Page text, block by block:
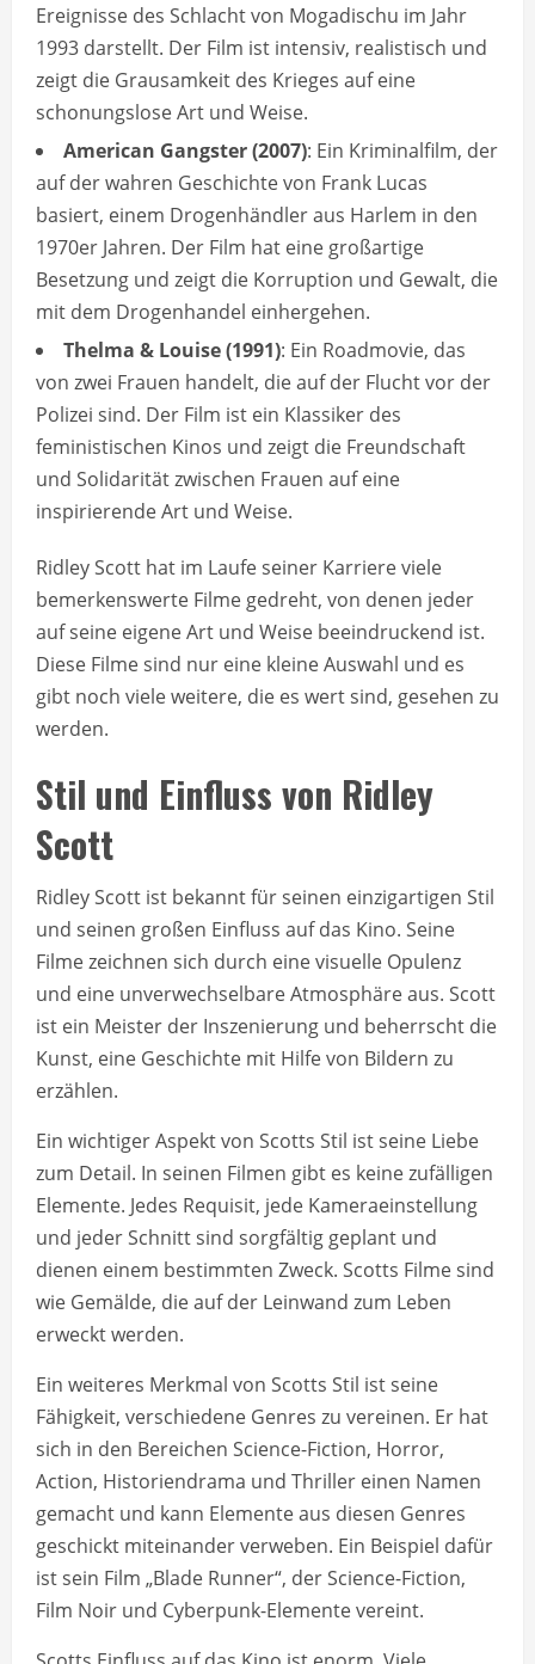
Ereignisse des Schlacht von Mogadischu im Jahr
1993 darstellt. Der Film ist intensiv, realistisch und
zeigt die Grausamkeit des Krieges auf eine
schonungslose Art und Weise.
American Gangster (2007): Ein Kriminalfilm, der
auf der wahren Geschichte von Frank Lucas
basiert, einem Drogenhändler aus Harlem in den
1970er Jahren. Der Film hat eine großartige
Besetzung und zeigt die Korruption und Gewalt, die
mit dem Drogenhandel einhergehen.
Thelma & Louise (1991): Ein Roadmovie, das
von zwei Frauen handelt, die auf der Flucht vor der
Polizei sind. Der Film ist ein Klassiker des
feministischen Kinos und zeigt die Freundschaft
und Solidarität zwischen Frauen auf eine
inspirierende Art und Weise.
Ridley Scott hat im Laufe seiner Karriere viele
bemerkenswerte Filme gedreht, von denen jeder
auf seine eigene Art und Weise beeindruckend ist.
Diese Filme sind nur eine kleine Auswahl und es
gibt noch viele weitere, die es wert sind, gesehen zu
werden.
Stil und Einfluss von Ridley
Scott
Ridley Scott ist bekannt für seinen einzigartigen Stil
und seinen großen Einfluss auf das Kino. Seine
Filme zeichnen sich durch eine visuelle Opulenz
und eine unverwechselbare Atmosphäre aus. Scott
ist ein Meister der Inszenierung und beherrscht die
Kunst, eine Geschichte mit Hilfe von Bildern zu
erzählen.
Ein wichtiger Aspekt von Scotts Stil ist seine Liebe
zum Detail. In seinen Filmen gibt es keine zufälligen
Elemente. Jedes Requisit, jede Kameraeinstellung
und jeder Schnitt sind sorgfältig geplant und
dienen einem bestimmten Zweck. Scotts Filme sind
wie Gemälde, die auf der Leinwand zum Leben
erweckt werden.
Ein weiteres Merkmal von Scotts Stil ist seine
Fähigkeit, verschiedene Genres zu vereinen. Er hat
sich in den Bereichen Science-Fiction, Horror,
Action, Historiendrama und Thriller einen Namen
gemacht und kann Elemente aus diesen Genres
geschickt miteinander verweben. Ein Beispiel dafür
ist sein Film „Blade Runner“, der Science-Fiction,
Film Noir und Cyberpunk-Elemente vereint.